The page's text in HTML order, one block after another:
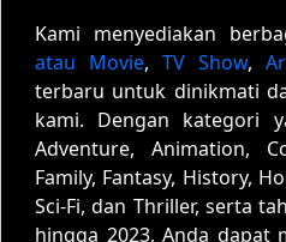
Kami menyediakan
atau Movie, TV Show,
terbaru untuk dinikmati
kami. Dengan kategori
Adventure, Animation,
Family, Fantasy, History,
Sci-Fi, dan Thriller, serta
hingga 2023, Anda dapat